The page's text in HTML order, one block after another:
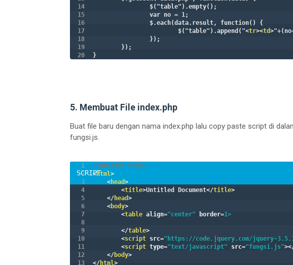
			$("table").append("
<tr><td>
}
5. Membuat File index.php
Buat file baru dengan nama index.php lalu copy paste script di
fungsi.js.
<!DOCTYPE html>
<html>
<head>
<title>Untitled Document</title>
</head>
<body>
<table align="center" border=1>
</table>
<script src="https://code.jquery.com/jquery-
<script type="text/javascript" src="fungsi.js">
</body>
</html>